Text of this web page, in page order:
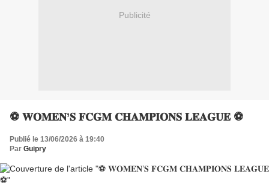
Publicité
⚽️ 𝐖𝐎𝐌𝐄𝐍’𝐒 𝐅𝐂𝐆𝐌 𝐂𝐇𝐀𝐌𝐏𝐈𝐎𝐍𝐒 𝐋𝐄𝐀𝐆𝐔𝐄 ⚽️
Publié le 13/06/2026 à 19:40
Par Guipry